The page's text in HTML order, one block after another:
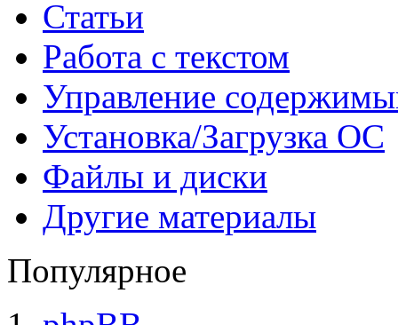
Статьи
Работа с текстом
Управление
Установка/Загрузка ОС
Файлы и диски
Другие материалы
Популярное